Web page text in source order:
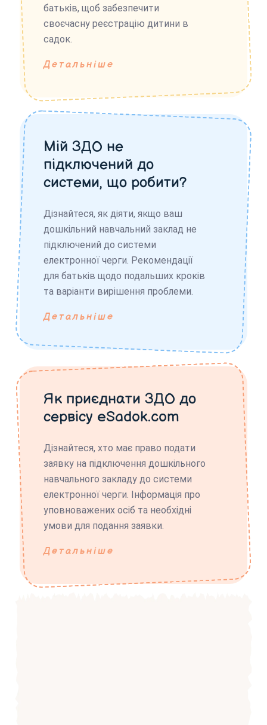
батьків, щоб забезпечити
своєчасну реєстрацію дитини в
садок.
Детальніше
Мій ЗДО не
підключений до
системи, що робити?
Дізнайтеся, як діяти, якщо ваш
дошкільний навчальний заклад не
підключений до системи
електронної черги. Рекомендації
для батьків щодо подальших кроків
та варіанти вирішення проблеми.
Детальніше
Як приєднати ЗДО до
сервісу eSadok.com
Дізнайтеся, хто має право подати
заявку на підключення дошкільного
навчального закладу до системи
електронної черги. Інформація про
уповноважених осіб та необхідні
умови для подання заявки.
Детальніше